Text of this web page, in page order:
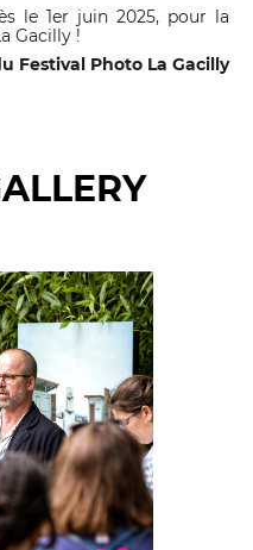
le 1er juin 2025, pour la
Gacilly !
Festival Photo La Gacilly